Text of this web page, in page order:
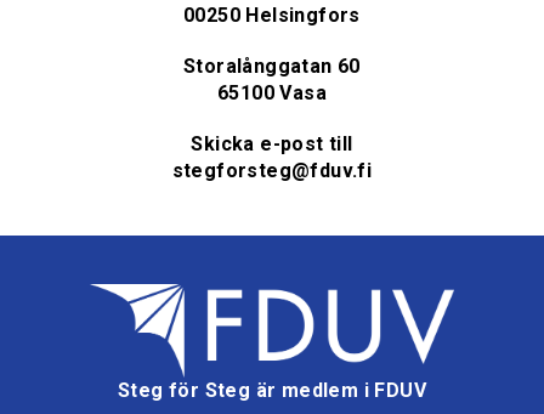
00250 Helsingfors
Storalånggatan 60
65100 Vasa
Skicka e-post till
stegforsteg@fduv.fi
Steg för Steg är medlem i FDUV